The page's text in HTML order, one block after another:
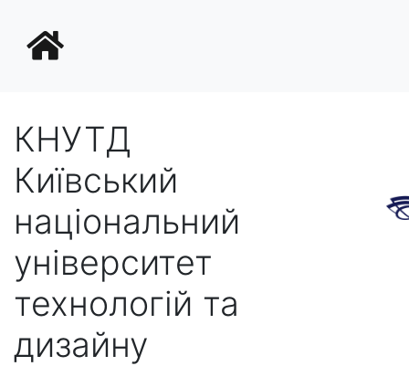
КНУТД
Київський
національний
університет
технологій та
дизайну